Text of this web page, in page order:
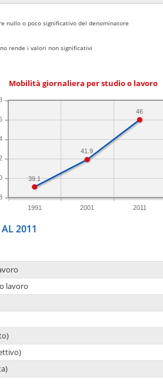
nullo o poco significativo del denominatore
rende i valori non significativi
Mobilità giornaliera per studio o lavoro
1991 2001 2011
46
41.9
39.1
2011
lavoro